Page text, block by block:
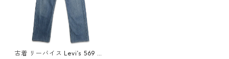
古着 リーバイス Levi’s 569 デ